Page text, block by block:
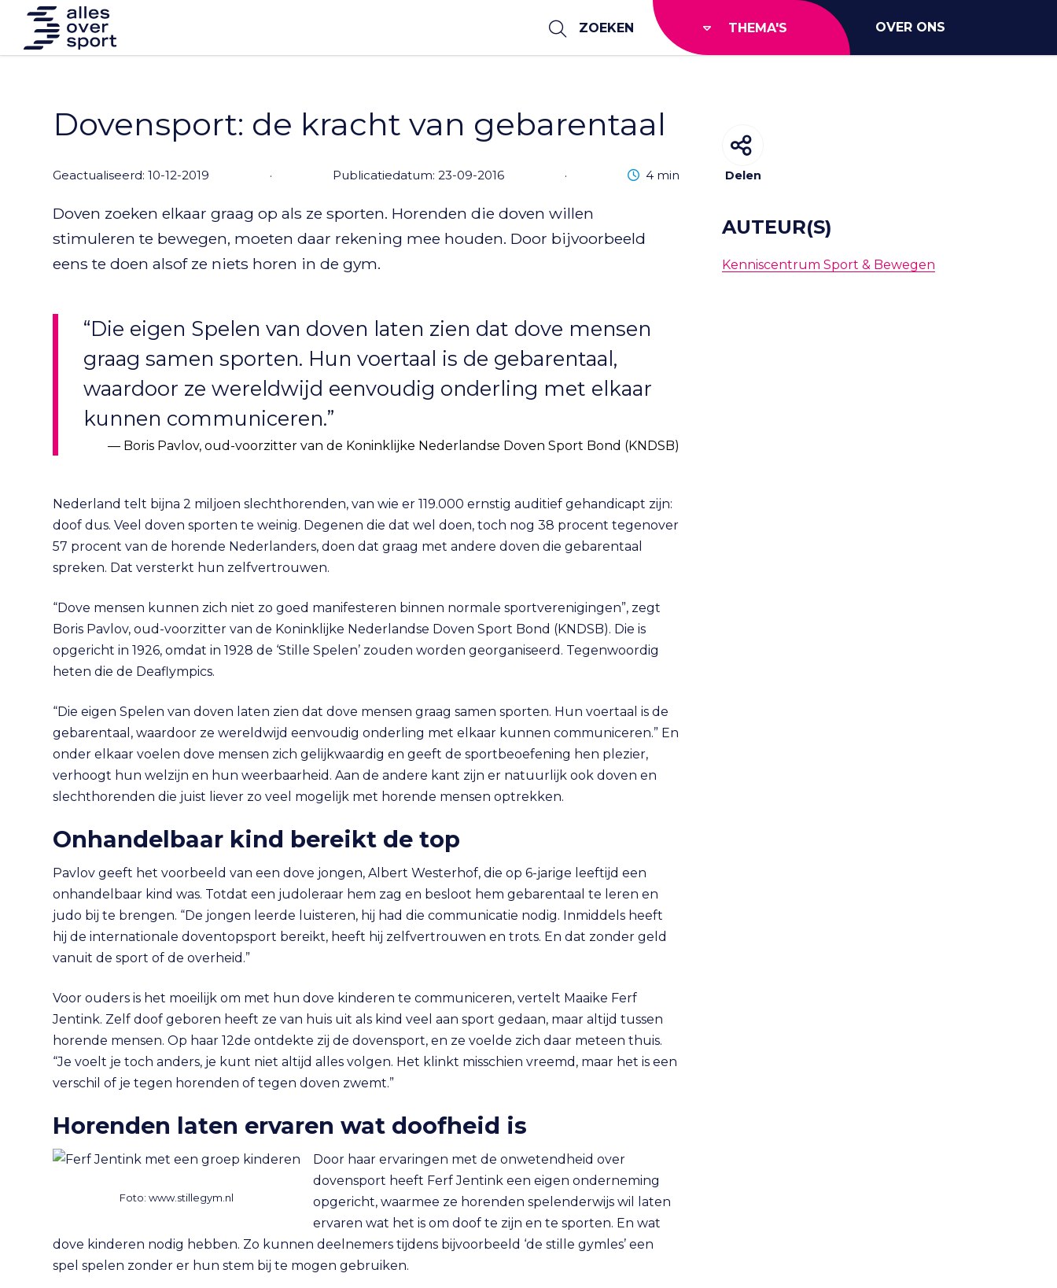
ZOEKEN THEMA'S OVER ONS
Dovensport: de kracht van gebarentaal
Geactualiseerd: 10-12-2019 · Publicatiedatum: 23-09-2016 · Leestijd
4 min
Doven zoeken elkaar graag op als ze sporten. Horenden die doven willen
stimuleren te bewegen, moeten daar rekening mee houden. Door bijvoorbeeld
eens te doen alsof ze niets horen in de gym.
“Die eigen Spelen van doven laten zien dat dove mensen
graag samen sporten. Hun voertaal is de gebarentaal,
waardoor ze wereldwijd eenvoudig onderling met elkaar
kunnen communiceren.”
Boris Pavlov, oud-voorzitter van de Koninklijke Nederlandse Doven Sport Bond (KNDSB)
Nederland telt bijna 2 miljoen slechthorenden, van wie er 119.000 ernstig auditief gehandicapt zijn:
doof dus. Veel doven sporten te weinig. Degenen die dat wel doen, toch nog 38 procent tegenover
57 procent van de horende Nederlanders, doen dat graag met andere doven die gebarentaal
spreken. Dat versterkt hun zelfvertrouwen.
“Dove mensen kunnen zich niet zo goed manifesteren binnen normale sportverenigingen”, zegt
Boris Pavlov, oud-voorzitter van de Koninklijke Nederlandse Doven Sport Bond (KNDSB). Die is
opgericht in 1926, omdat in 1928 de ‘Stille Spelen’ zouden worden georganiseerd. Tegenwoordig
heten die de Deaflympics.
“Die eigen Spelen van doven laten zien dat dove mensen graag samen sporten. Hun voertaal is de
gebarentaal, waardoor ze wereldwijd eenvoudig onderling met elkaar kunnen communiceren.” En
onder elkaar voelen dove mensen zich gelijkwaardig en geeft de sportbeoefening hen plezier,
verhoogt hun welzijn en hun weerbaarheid. Aan de andere kant zijn er natuurlijk ook doven en
slechthorenden die juist liever zo veel mogelijk met horende mensen optrekken.
Onhandelbaar kind bereikt de top
Pavlov geeft het voorbeeld van een dove jongen, Albert Westerhof, die op 6-jarige leeftijd een
onhandelbaar kind was. Totdat een judoleraar hem zag en besloot hem gebarentaal te leren en
judo bij te brengen. “De jongen leerde luisteren, hij had die communicatie nodig. Inmiddels heeft
hij de internationale doventopsport bereikt, heeft hij zelfvertrouwen en trots. En dat zonder geld
vanuit de sport of de overheid.”
Voor ouders is het moeilijk om met hun dove kinderen te communiceren, vertelt Maaike Ferf
Jentink. Zelf doof geboren heeft ze van huis uit als kind veel aan sport gedaan, maar altijd tussen
horende mensen. Op haar 12de ontdekte zij de dovensport, en ze voelde zich daar meteen thuis.
“Je voelt je toch anders, je kunt niet altijd alles volgen. Het klinkt misschien vreemd, maar het is een
verschil of je tegen horenden of tegen doven zwemt.”
Horenden laten ervaren wat doofheid is
Foto: www.stillegym.nl
Door haar ervaringen met de onwetendheid over
dovensport heeft Ferf Jentink een eigen onderneming
opgericht, waarmee ze horenden spelenderwijs wil laten
ervaren wat het is om doof te zijn en te sporten. En wat
dove kinderen nodig hebben. Zo kunnen deelnemers tijdens bijvoorbeeld ‘de stille gymles’ een
spel spelen zonder er hun stem bij te mogen gebruiken.
Delen
AUTEUR(S)
Kenniscentrum Sport & Bewegen